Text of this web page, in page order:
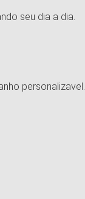
seu dia a dia.
personalizavel.